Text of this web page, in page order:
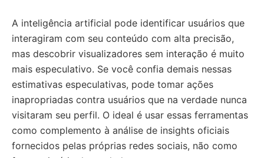
A inteligência artificial pode identificar usuários que
interagiram com seu conteúdo com alta precisão,
mas descobrir visualizadores sem interação é muito
mais especulativo. Se você confia demais nessas
estimativas especulativas, pode tomar ações
inapropriadas contra usuários que na verdade nunca
visitaram seu perfil. O ideal é usar essas ferramentas
como complemento à análise de insights oficiais
fornecidos pelas próprias redes sociais, não como